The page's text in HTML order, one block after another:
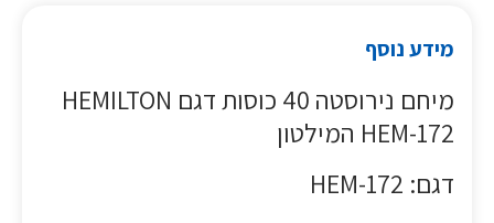
מידע נוסף
מיחם נירוסטה 40 כוסות דגם HEMILTON
HEM-172 המילטון
דגם: HEM-172